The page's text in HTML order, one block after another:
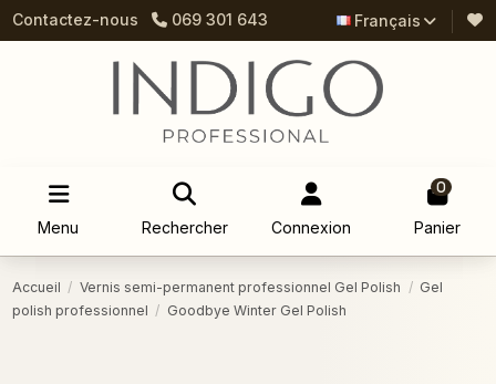
Contactez-nous 069 301 643 Français
Menu Rechercher Connexion
0
Panier
Accueil Vernis semi-permanent professionnel Gel Polish
Gel
polish professionnel
Goodbye Winter Gel Polish